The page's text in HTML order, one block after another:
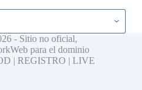
- Sitio no oficial,
para el dominio
| REGISTRO | LIVE